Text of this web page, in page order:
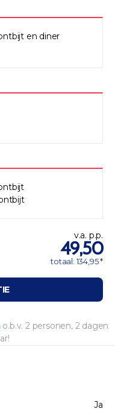
en diner
v.a. p.p.
49,50
totaal: 134,95 *
o.b.v. 2 personen, 2 dagen
Ja